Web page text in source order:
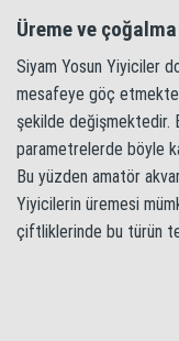
Üreme ve çoğalma
Siyam Yosun Yiyiciler
mesafeye göç
şekilde değişmektedir.
parametrelerde böyle
Bu yüzden amatör
Yiyicilerin üremesi
çiftliklerinde bu türün